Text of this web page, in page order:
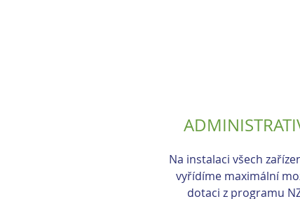
Na instalaci všech
vyřídíme maximální
dotaci z programu